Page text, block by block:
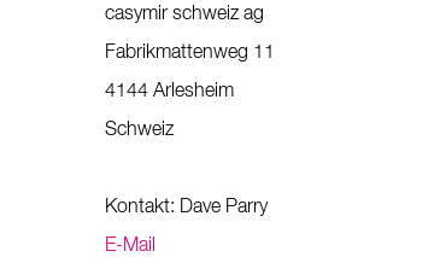
casymir schweiz ag
Fabrikmattenweg 11
4144 Arlesheim
Schweiz
Kontakt: Dave Parry
E-Mail